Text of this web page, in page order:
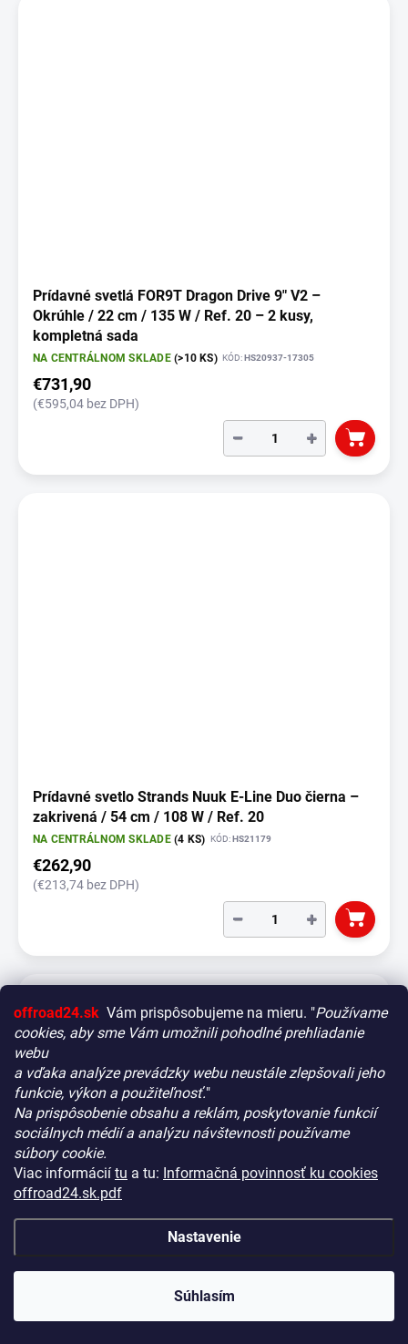
offroad24.sk Vám prispôsobujeme na mieru. "Používame
cookies, aby sme Vám umožnili pohodlné prehliadanie
webu
a vďaka analýze prevádzky webu neustále zlepšovali jeho
funkcie, výkon a použiteľnosť."
Na prispôsobenie obsahu a reklám, poskytovanie funkcií
sociálnych médií a analýzu návštevnosti používame
súbory cookie.
Viac informácií tu a tu: Informačná povinnosť ku cookies
offroad24.sk.pdf
Nastavenie
Súhlasím
Vitajte! Aby bolo hľadanie tých správnych dielov pre vaše
vozidlo čo najrýchlejšie a najpresnejšie, máme pre vás
malý tip:
Začnite výberom vášho vozidla– Týmto krokom si
zaistíte, že uvidíte len kompatibilné produkty.
filtre. Použite ich! Ušetria vám kopu času a pomôžu nájsť
presne to, čo hľadáte, behom sekúnd.
Prídavné svetlá FOR9T Dragon Drive 9" V2 –
Okrúhle / 22 cm / 135 W / Ref. 20 – 2 kusy,
kompletná sada
NA CENTRÁLNOM SKLADE(>10 KS) KÓD:HS20937-17305
€731,90
(€595,04 bez DPH)
+
−
Prídavné svetlo Strands Nuuk E-Line Duo čierna –
zakrivená / 54 cm / 108 W / Ref. 20
NA CENTRÁLNOM SKLADE(4 KS) KÓD:HS21179
€262,90
(€213,74 bez DPH)
+
−
zakrivená / 54 cm / 90 W / Ref. 40
NA CENTRÁLNOM SKLADE(8 KS) KÓD:HS21178